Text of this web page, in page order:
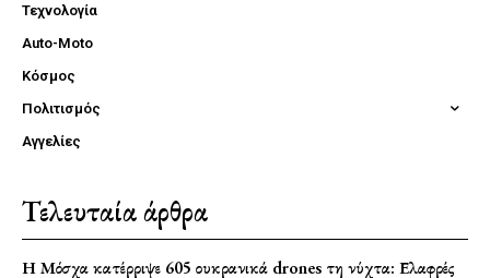
Τεχνολογία
Auto-Moto
Κόσμος
Πολιτισμός
Αγγελίες
Τελευταία άρθρα
Η Μόσχα κατέρριψε 605 ουκρανικά drones τη νύχτα: Ελαφρές